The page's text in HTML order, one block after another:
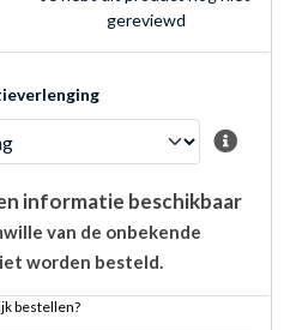
gereviewd
informatie beschikbaar
van de onbekende
worden besteld.
bestellen?